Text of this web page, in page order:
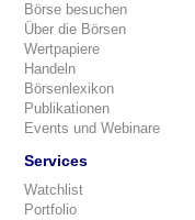
Börse besuchen
Über die Börsen
Wertpapiere
Handeln
Börsenlexikon
Publikationen
Events und Webinare
Services
Watchlist
Portfolio